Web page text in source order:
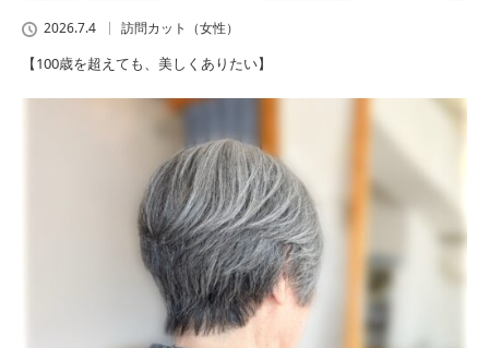
2026.7.4 訪問カット（女性）
【100歳を超えても、美しくありたい】